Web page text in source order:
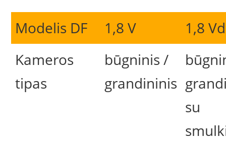
Modelis DF 1,8 V
1,8 Vd
Kameros
tipas
būgninis /
grandininis
su